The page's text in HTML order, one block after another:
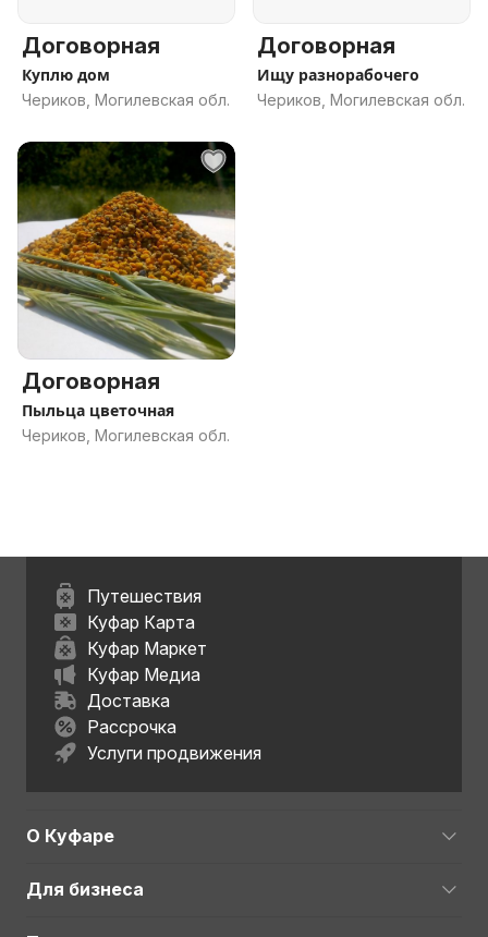
Договорная
Куплю дом
Чериков, Могилевская обл.
Договорная
Ищу разнорабочего
Чериков, Могилевская обл.
Договорная
Пыльца цветочная
Чериков, Могилевская обл.
Путешествия
Куфар Карта
Куфар Маркет
Куфар Медиа
Доставка
Рассрочка
Услуги продвижения
О Куфаре
Для бизнеса